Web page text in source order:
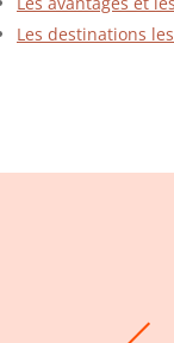
Les destinations